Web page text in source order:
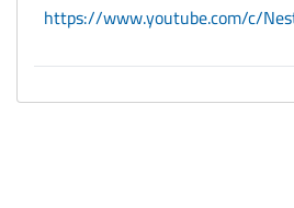
https://www.youtube.com/c/